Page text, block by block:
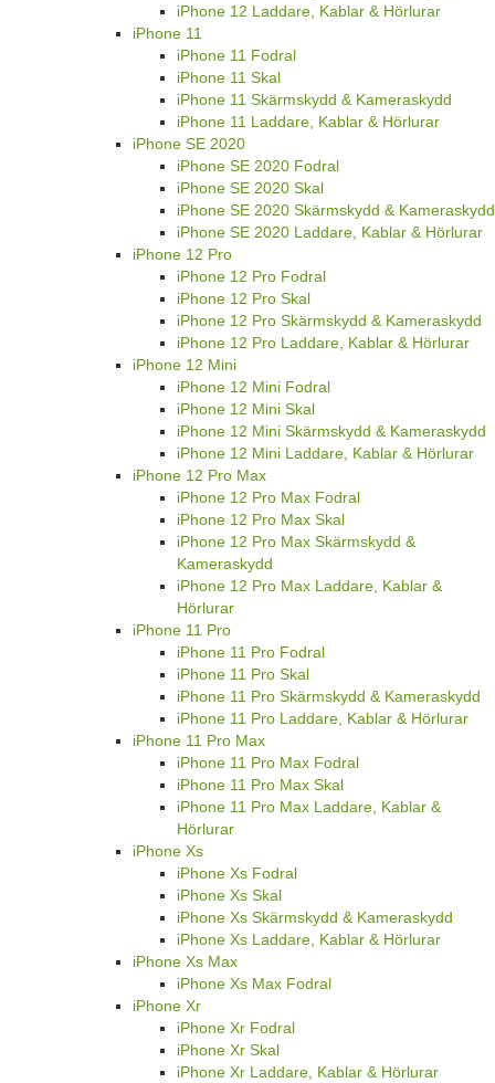
iPhone 12 Laddare, Kablar & Hörlurar
iPhone 11
iPhone 11 Fodral
iPhone 11 Skal
iPhone 11 Skärmskydd & Kameraskydd
iPhone 11 Laddare, Kablar & Hörlurar
iPhone SE 2020
iPhone SE 2020 Fodral
iPhone SE 2020 Skal
iPhone SE 2020 Skärmskydd & Kameraskydd
iPhone SE 2020 Laddare, Kablar & Hörlurar
iPhone 12 Pro
iPhone 12 Pro Fodral
iPhone 12 Pro Skal
iPhone 12 Pro Skärmskydd & Kameraskydd
iPhone 12 Pro Laddare, Kablar & Hörlurar
iPhone 12 Mini
iPhone 12 Mini Fodral
iPhone 12 Mini Skal
iPhone 12 Mini Skärmskydd & Kameraskydd
iPhone 12 Mini Laddare, Kablar & Hörlurar
iPhone 12 Pro Max
iPhone 12 Pro Max Fodral
iPhone 12 Pro Max Skal
iPhone 12 Pro Max Skärmskydd &
Kameraskydd
iPhone 12 Pro Max Laddare, Kablar &
Hörlurar
iPhone 11 Pro
iPhone 11 Pro Fodral
iPhone 11 Pro Skal
iPhone 11 Pro Skärmskydd & Kameraskydd
iPhone 11 Pro Laddare, Kablar & Hörlurar
iPhone 11 Pro Max
iPhone 11 Pro Max Fodral
iPhone 11 Pro Max Skal
iPhone 11 Pro Max Laddare, Kablar &
Hörlurar
iPhone Xs
iPhone Xs Fodral
iPhone Xs Skal
iPhone Xs Skärmskydd & Kameraskydd
iPhone Xs Laddare, Kablar & Hörlurar
iPhone Xs Max
iPhone Xs Max Fodral
iPhone Xr
iPhone Xr Fodral
iPhone Xr Skal
iPhone Xr Laddare, Kablar & Hörlurar